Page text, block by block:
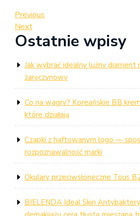
Nawigacja
wpisu
Previous
Post
Previous
Next
Post
Next
Ostatnie wpisy
Jak wybrać idealny luźny diament
zaręczynowy
Co na wagry? Koreańskie BB
które działają
Czapki z haftowanym logo —
rozpoznawalność marki
Okulary przeciwsłoneczne Tous
BIELENDA Ideal Skin